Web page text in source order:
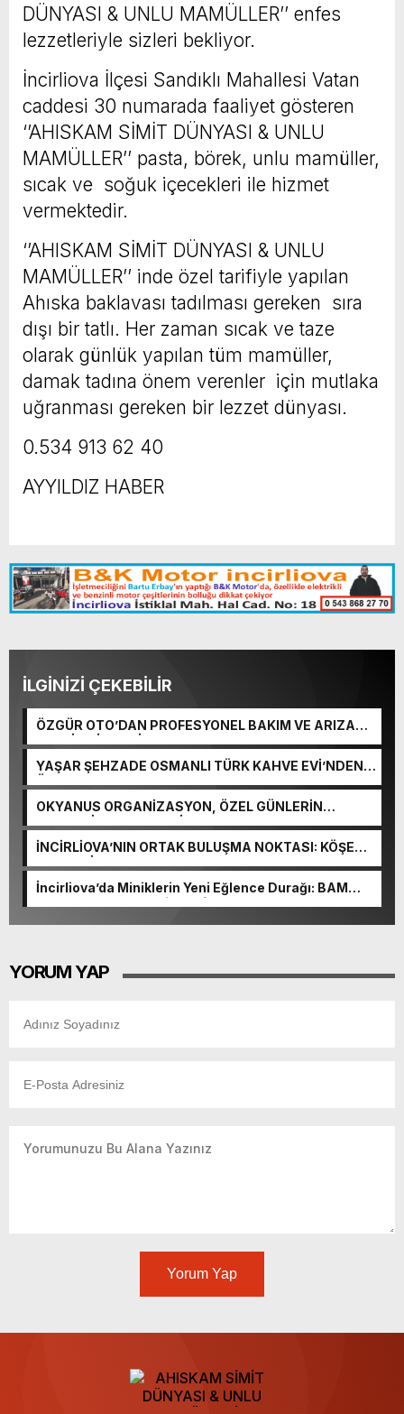
DÜNYASI & UNLU MAMÜLLER’’ enfes
lezzetleriyle sizleri bekliyor.
İncirliova İlçesi Sandıklı Mahallesi Vatan
caddesi 30 numarada faaliyet gösteren
‘’AHISKAM SİMİT DÜNYASI & UNLU
MAMÜLLER’’ pasta, börek, unlu mamüller,
sıcak ve soğuk içecekleri ile hizmet
vermektedir.
‘’AHISKAM SİMİT DÜNYASI & UNLU
MAMÜLLER’’ inde özel tarifiyle yapılan
Ahıska baklavası tadılması gereken sıra
dışı bir tatlı. Her zaman sıcak ve taze
olarak günlük yapılan tüm mamüller,
damak tadına önem verenler için mutlaka
uğranması gereken bir lezzet dünyası.
0.534 913 62 40
AYYILDIZ HABER
İLGİNİZİ ÇEKEBİLİR
ÖZGÜR OTO’DAN PROFESYONEL BAKIM VE ARIZA
TESPİT HİZMETİ
YAŞAR ŞEHZADE OSMANLI TÜRK KAHVE EVİ’NDEN
OKYANUS ORGANİZASYON, ÖZEL GÜNLERİN
VAZGEÇİLMEZ ADRESİ OLUYOR
İNCİRLİOVA’NIN ORTAK BULUŞMA NOKTASI: KÖŞE
APERATİF
İncirliova’da Miniklerin Yeni Eğlence Durağı: BAM
BAM Çocuk Oyun Evi & Cafe
YORUM YAP
Yorum Yap